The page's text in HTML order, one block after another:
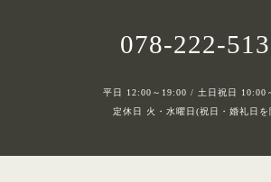
078-222-
平日 12:00～19:00 / 土日祝日 10:00
定休日 火・水曜日(祝日・婚礼日を